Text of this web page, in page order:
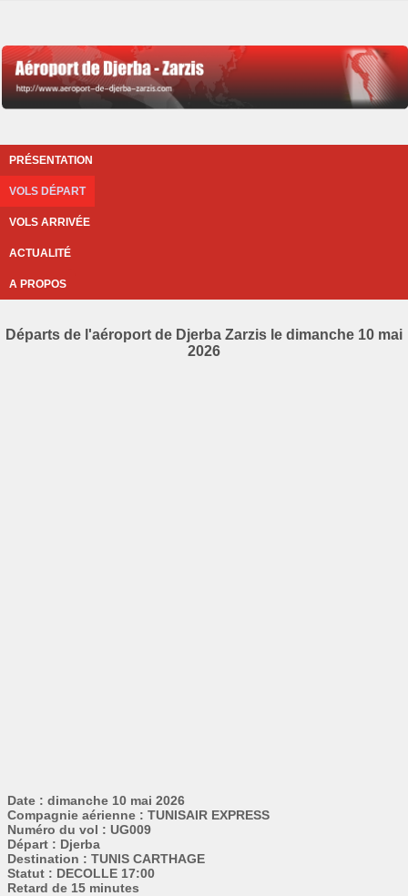
PRÉSENTATION
VOLS DÉPART
VOLS ARRIVÉE
ACTUALITÉ
A PROPOS
Départs de l'aéroport de Djerba Zarzis le dimanche 10 mai
2026
Date : dimanche 10 mai 2026
Compagnie aérienne : TUNISAIR EXPRESS
Numéro du vol : UG009
Départ : Djerba
Destination : TUNIS CARTHAGE
Statut : DECOLLE 17:00
Retard de 15 minutes